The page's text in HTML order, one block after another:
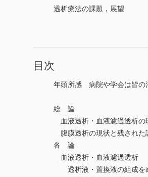
透析療法の課題，展望
目次
年頭所感 病院や学会は皆
総 論
血液透析・血液濾過透析
腹膜透析の現状と残され
各 論
血液透析・血液濾過透析
透析液・置換液の組成